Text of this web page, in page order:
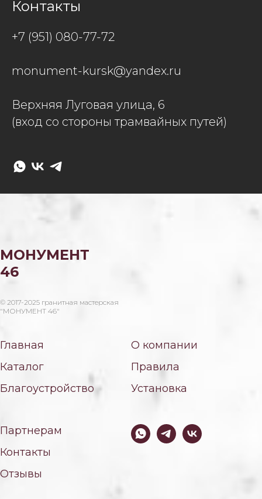
Контакты
+7 (951) 080-77-72
monument-kursk@yandex.ru
Верхняя Луговая улица, 6
(вход со стороны трамвайных путей)
МОНУМЕНТ
46
© 2017-2025 гранитная мастерская
"МОНУМЕНТ 46"
Главная
Каталог
Благоустройство
О компании
Правила
Установка
Партнерам
Контакты
Отзывы